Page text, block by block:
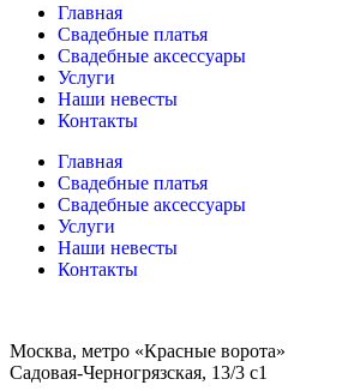
Главная
Свадебные платья
Свадебные аксессуары
Услуги
Наши невесты
Контакты
Главная
Свадебные платья
Свадебные аксессуары
Услуги
Наши невесты
Контакты
Москва, метро «Красные ворота»
Садовая-Черногрязская, 13/3 с1